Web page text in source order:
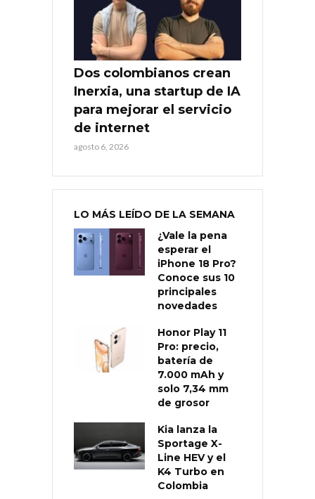
Dos colombianos crean
Inerxia, una startup de IA
para mejorar el servicio
de internet
agosto 6, 2026
LO MÁS LEÍDO DE LA SEMANA
¿Vale la pena
esperar el
iPhone 18 Pro?
Conoce sus 10
principales
novedades
Honor Play 11
Pro: precio,
batería de
7.000 mAh y
solo 7,34 mm
de grosor
Kia lanza la
Sportage X-
Line HEV y el
K4 Turbo en
Colombia